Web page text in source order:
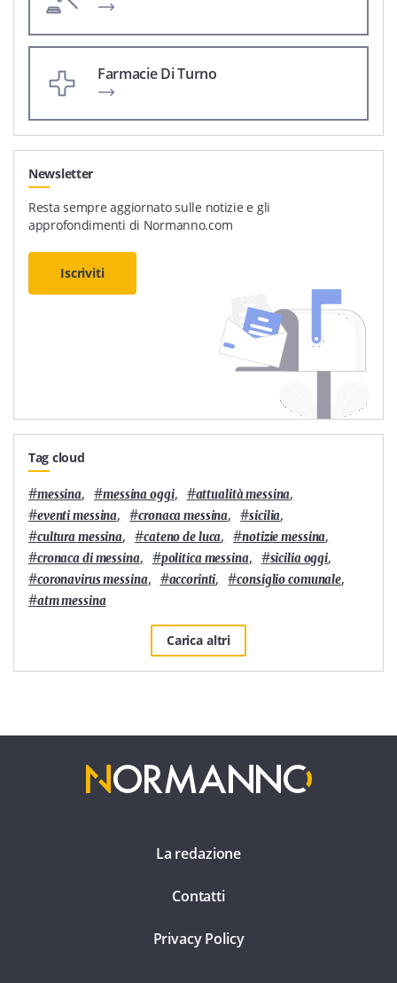
Farmacie Di Turno
Newsletter
Resta sempre aggiornato sulle notizie e gli
approfondimenti di Normanno.com
Iscriviti
Tag cloud
#messina, #messina oggi, #attualità messina,
#eventi messina, #cronaca messina, #sicilia,
#cultura messina, #cateno de luca, #notizie messina,
#cronaca di messina, #politica messina, #sicilia oggi,
#coronavirus messina, #accorinti, #consiglio comunale,
#atm messina
Carica altri
La redazione
Contatti
Privacy Policy